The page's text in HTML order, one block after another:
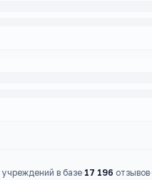
учреждений в базе·17 196 отзывов·